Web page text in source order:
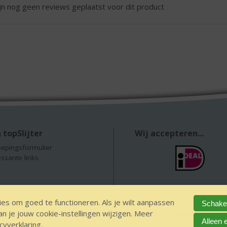
nog geen reviews geplaatst voor dit product
topSlijter
links
Wij accepteren...
18 GEEN alcohol IDIN/ITSME sitemap Privacy Statement
om goed te functioneren. Als je wilt aanpassen
je jouw cookie-instellingen wijzigen. Meer
. Alleen